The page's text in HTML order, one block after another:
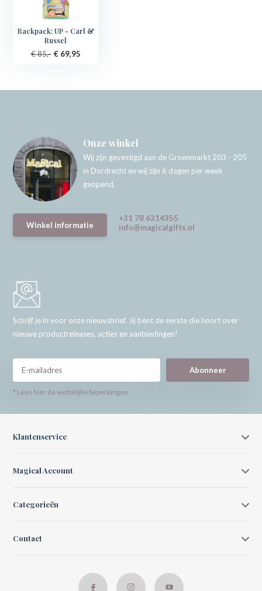
Backpack: UP - Carl &
Russel
€ 85,- € 69,95
Onze winkel
Wij zijn gevestigd aan de Groenmarkt 203 - 205
in Dordrecht en wij zijn 6 dagen per week
geopend.
Winkel informatie
+31 78 6314355
info@magicalgifts.nl
Schrijf je in voor onze nieuwsbrief. Jij bent de eerste die hoort over
nieuwe productreleases, acties en aanbiedingen!
Abonneer
* Lees hier de wettelijke beperkingen
Klantenservice
Magical Account
Categorieën
Contact